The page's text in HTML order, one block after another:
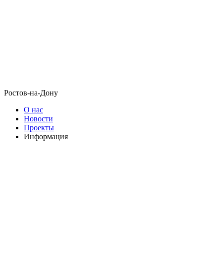
Ростов-на-Дону
О нас
Новости
Проекты
Информация